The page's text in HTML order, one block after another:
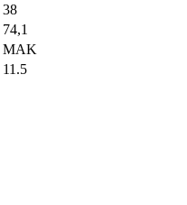
38
74,1
MAK
11.5